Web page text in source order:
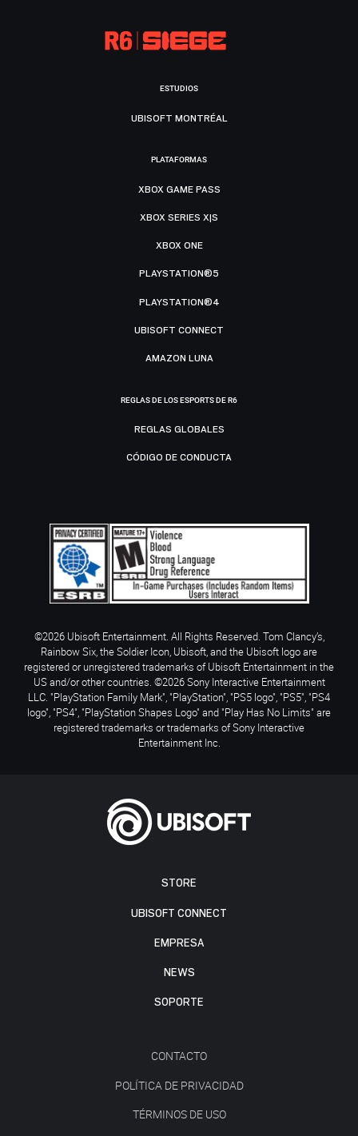
STORE
UBISOFT CONNECT
EMPRESA
NEWS
SOPORTE
CONTACTO
POLÍTICA DE PRIVACIDAD
TÉRMINOS DE USO
ESTUDIOS
UBISOFT MONTRÉAL
PLATAFORMAS
XBOX GAME PASS
XBOX SERIES X|S
XBOX ONE
PLAYSTATION®5
PLAYSTATION®4
UBISOFT CONNECT
AMAZON LUNA
REGLAS DE LOS ESPORTS DE R6
REGLAS GLOBALES
CÓDIGO DE CONDUCTA
©2026 Ubisoft Entertainment. All Rights Reserved. Tom Clancy’s,
Rainbow Six, the Soldier Icon, Ubisoft, and the Ubisoft logo are
registered or unregistered trademarks of Ubisoft Entertainment in the
US and/or other countries. ©2026 Sony Interactive Entertainment
LLC. "PlayStation Family Mark", "PlayStation", "PS5 logo", "PS5", "PS4
logo", "PS4", "PlayStation Shapes Logo" and "Play Has No Limits" are
registered trademarks or trademarks of Sony Interactive
Entertainment Inc.